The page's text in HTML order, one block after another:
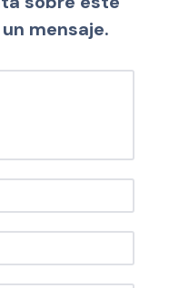
mensaje.